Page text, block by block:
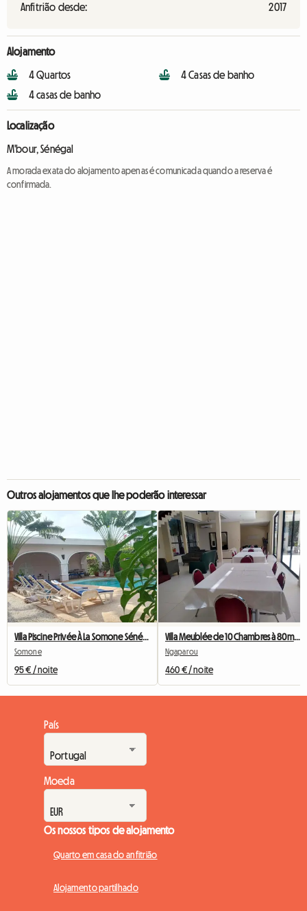
Anfitrião desde: 2017
Alojamento
4 Quartos
4 casas de banho
4 Casas de banho
Localização
M'bour, Sénégal
A morada exata do alojamento apenas é comunicada quando a reserva é
confirmada.
Outros alojamentos que lhe poderão interessar
Villa Piscine Privée À La Somone Sénégal
Somone
95 € / noite
Villa Meublée de 10 Chambres à 80m De La Plage
Ngaparou
460 € / noite
País
Moeda
Os nossos tipos de alojamento
Quarto em casa do anfitrião
Alojamento partilhado